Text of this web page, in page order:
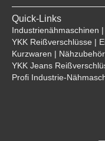
Quick-Links
Industrienähmaschinen
YKK Reißverschlüsse |
Kurzwaren |
YKK Jeans
Profi Industrie-